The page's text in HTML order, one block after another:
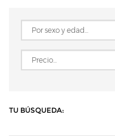
TU BÚSQUEDA: